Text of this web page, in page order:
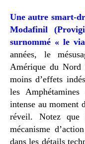
Une autre smart-
Modafinil
surnommé « le
années, le
Amérique du
moins d’effets
les
intense au moment
réveil. Notez que
mécanisme